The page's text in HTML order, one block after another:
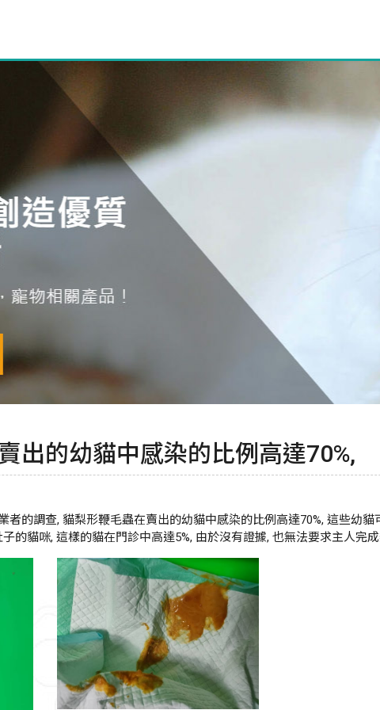
出的幼貓中感染的比例高達70%,
者的調查, 貓梨形鞭毛蟲在賣出的幼貓中感染的比例高達70%, 這些幼
的貓咪, 這樣的貓在門診中高達5%, 由於沒有證據, 也無法要求主人完